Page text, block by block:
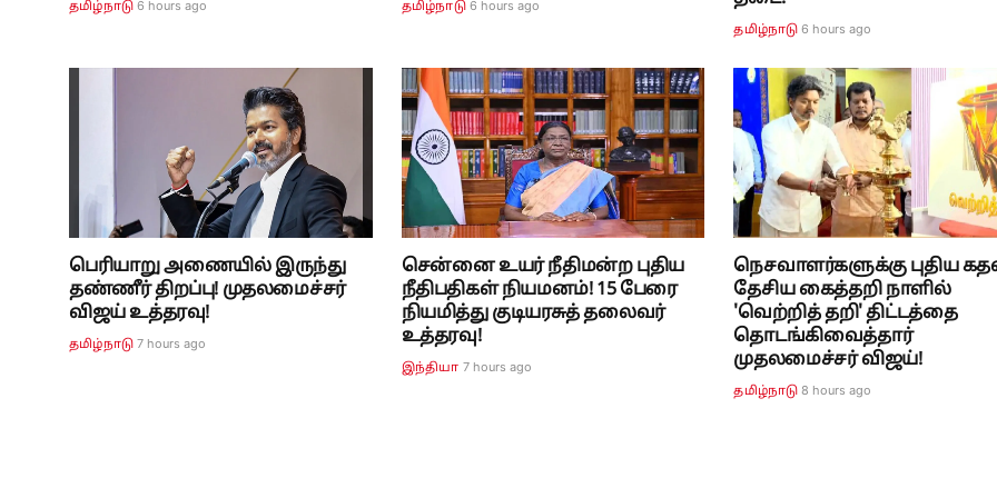
தமிழ்நாடு 6 hours ago தமிழ்நாடு 6 hours ago
தமிழ்நாடு 6 hours ago
பெரியாறு அணையில் இருந்து
தண்ணீர் திறப்பு! முதலமைச்சர்
விஜய் உத்தரவு!
தமிழ்நாடு 7 hours ago
சென்னை உயர் நீதிமன்ற புதிய
நீதிபதிகள் நியமனம்! 15 பேரை
நியமித்து குடியரசுத் தலைவர்
உத்தரவு!
இந்தியா 7 hours ago
நெசவாளர்களுக்கு புதிய
தேசிய கைத்தறி நாளில்
'வெற்றித் தறி' திட்டத்தை
தொடங்கிவைத்தார்
முதலமைச்சர் விஜய்!
தமிழ்நாடு 8 hours ago